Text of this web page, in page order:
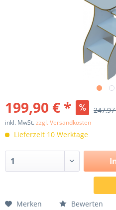
199,90 € *
inkl. MwSt.zzgl. Versandkosten
Lieferzeit 10 Werktage
Merken Bewerten